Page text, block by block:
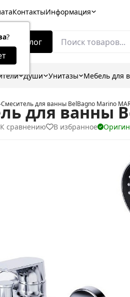
?
КонтактыИнформация
Каталог
Души Унитазы Мебель для
Смеситель для ванны BelBagno Marino
для ванны
К сравнению В избранное